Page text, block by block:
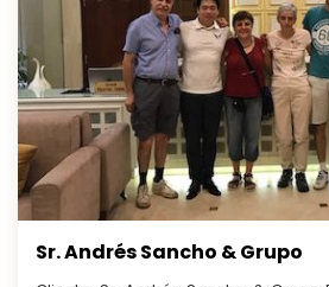
Sr. Andrés Sancho & Grupo